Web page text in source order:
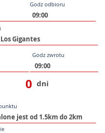
Godz odbioru
Godz zwrotu
0 dni